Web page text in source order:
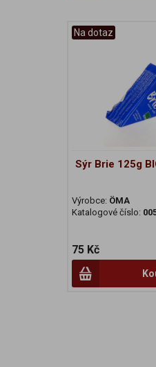
Na dotaz
Sýr Brie 125g
Výrobce: ÖMA
Katalogové číslo:
75 Kč